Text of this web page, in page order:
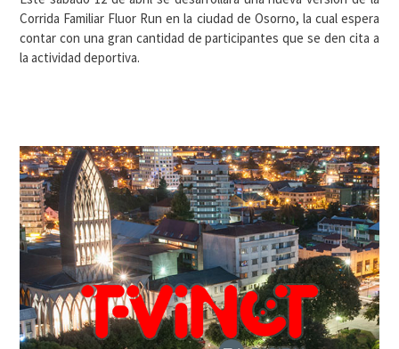
Corrida Familiar Fluor Run en la ciudad de Osorno, la cual espera
contar con una gran cantidad de participantes que se den cita a
la actividad deportiva.